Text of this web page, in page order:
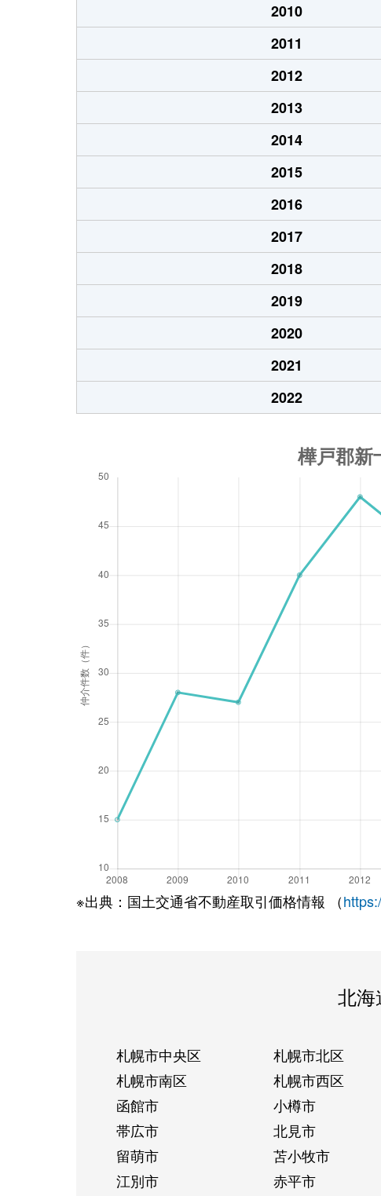
2010
2011
2012
2013
2014
2015
2016
2017
2018
2019
2020
2021
2022
※出典：国土交通省不動産取引価格情報 （
北
札幌市中央区 札幌市北区
札幌市南区
札幌市西区
函館市
小樽市
帯広市
北見市
留萌市
苫小牧市
江別市
赤平市